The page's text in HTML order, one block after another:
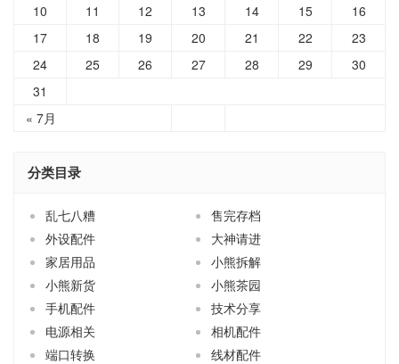
« 7月
10
11 12 13 14 15
16
17
18 19 20 21 22
23
24
25 26 27 28 29
30
31
分类目录
乱七八糟
售完存档
外设配件
大神请进
家居用品
小熊拆解
小熊新货
小熊茶园
手机配件
技术分享
电源相关
相机配件
端口转换
线材配件